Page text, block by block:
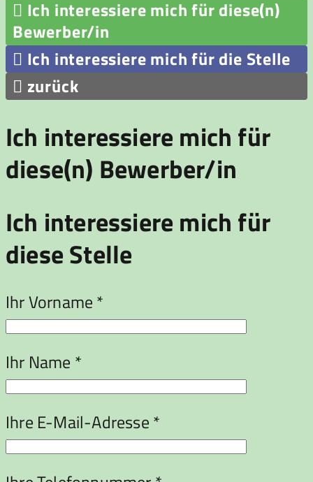
 Ich interessiere mich für diese(n)
Bewerber/in
 Ich interessiere mich für die Stelle
 zurück
Ich interessiere mich für
diese(n) Bewerber/in
Ich interessiere mich für
diese Stelle
Ihr Vorname *
Ihr Name *
Ihre E-Mail-Adresse *